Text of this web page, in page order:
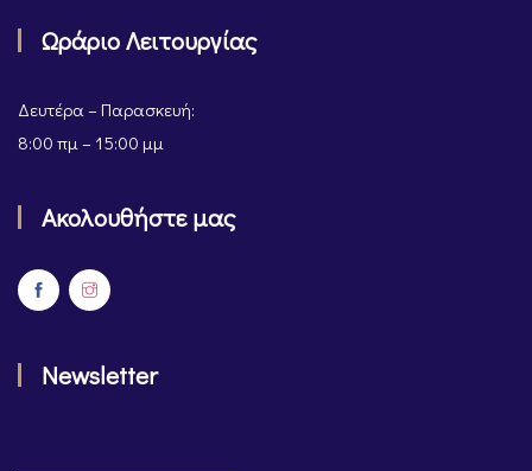
Ωράριο Λειτουργίας
Δευτέρα – Παρασκευή:
8:00 πμ – 15:00 μμ
Ακολουθήστε μας
Newsletter